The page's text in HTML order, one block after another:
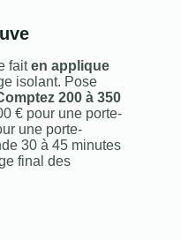
faiten applique
isolant. Pose
200 à 350
€ pour une porte-
une porte-
30 à 45 minutes
final des